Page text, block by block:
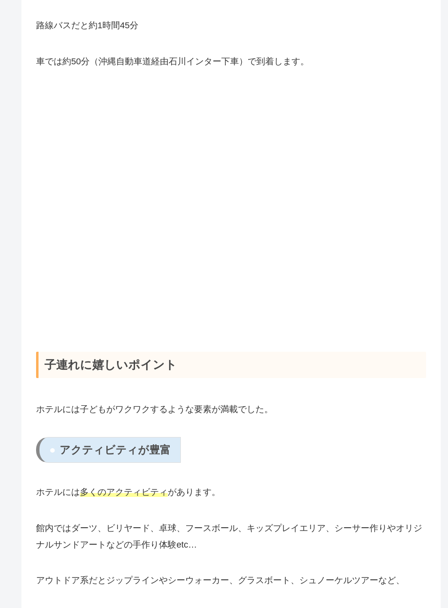
路線バスだと約1時間45分
車では約50分（沖縄自動車道経由石川インター下車）で到着します。
子連れに嬉しいポイント
ホテルには子どもがワクワクするような要素が満載でした。
アクティビティが豊富
ホテルには多くのアクティビティがあります。
館内ではダーツ、ビリヤード、卓球、フースボール、キッズプレイエリア、シーサー作りやオリジ
ナルサンドアートなどの手作り体験etc…
アウトドア系だとジップラインやシーウォーカー、グラスボート、シュノーケルツアーなど、